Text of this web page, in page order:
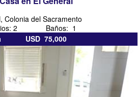
Colonia del Sacramento
2 Baños: 1
USD 75,000